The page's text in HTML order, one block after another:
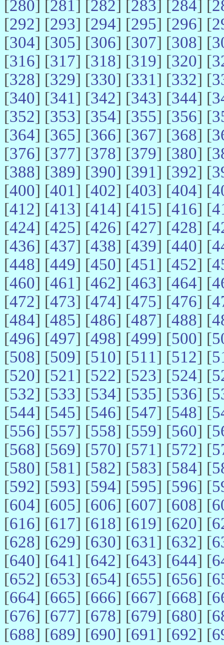
[280] [281] [282] [283] [284] [
[292] [293] [294] [295] [296] [
[304] [305] [306] [307] [308] [
[316] [317] [318] [319] [320] [
[328] [329] [330] [331] [332] [
[340] [341] [342] [343] [344] [
[352] [353] [354] [355] [356] [
[364] [365] [366] [367] [368] [
[376] [377] [378] [379] [380] [
[388] [389] [390] [391] [392] [
[400] [401] [402] [403] [404] [
[412] [413] [414] [415] [416] [
[424] [425] [426] [427] [428] [
[436] [437] [438] [439] [440] [
[448] [449] [450] [451] [452] [
[460] [461] [462] [463] [464] [
[472] [473] [474] [475] [476] [
[484] [485] [486] [487] [488] [
[496] [497] [498] [499] [500] [
[508] [509] [510] [511] [512] [
[520] [521] [522] [523] [524] [
[532] [533] [534] [535] [536] [
[544] [545] [546] [547] [548] [
[556] [557] [558] [559] [560] [
[568] [569] [570] [571] [572] [
[580] [581] [582] [583] [584] [
[592] [593] [594] [595] [596] [
[604] [605] [606] [607] [608] [
[616] [617] [618] [619] [620] [
[628] [629] [630] [631] [632] [
[640] [641] [642] [643] [644] [
[652] [653] [654] [655] [656] [
[664] [665] [666] [667] [668] [
[676] [677] [678] [679] [680] [
[688] [689] [690] [691] [692] [